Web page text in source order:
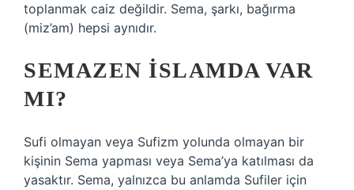
toplanmak caiz değildir. Sema, şarkı, bağırma
(miz’am) hepsi aynıdır.
SEMAZEN İSLAMDA VAR
MI?
Sufi olmayan veya Sufizm yolunda olmayan bir
kişinin Sema yapması veya Sema’ya katılması da
yasaktır. Sema, yalnızca bu anlamda Sufiler için